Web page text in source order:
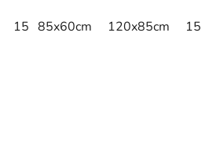
150x85cm 175x115cm
85x60cm 120x85cm